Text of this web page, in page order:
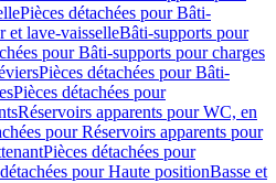
Pièces détachées pour Bâti-
et lave-vaisselleBâti-supports pour
pour Bâti-supports pour charges
Pièces détachées pour Bâti-
Pièces détachées pour
Réservoirs apparents pour WC, en
pour Réservoirs apparents pour
Pièces détachées pour
pour Haute positionBasse et